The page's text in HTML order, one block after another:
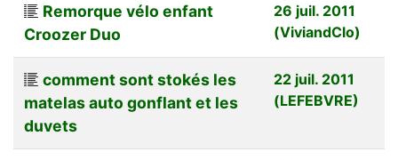
Remorque vélo enfant
Croozer Duo
26 juil. 2011
(ViviandClo)
comment sont stokés les
matelas auto gonflant et les
duvets
22 juil. 2011
(LEFEBVRE)